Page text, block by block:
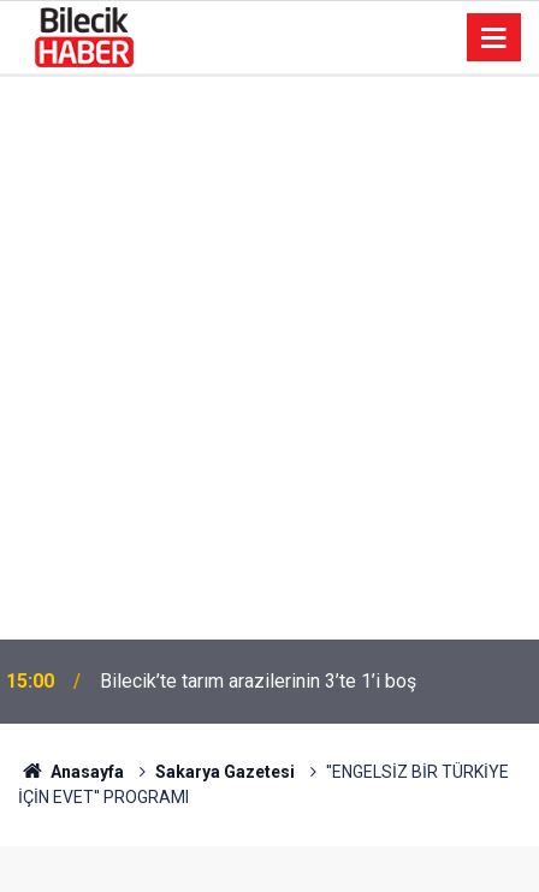
15:00 Bilecik’te tarım arazilerinin 3’te 1’i boş
Anasayfa Sakarya Gazetesi
''ENGELSİZ BİR TÜRKİYE
İÇİN EVET'' PROGRAMI